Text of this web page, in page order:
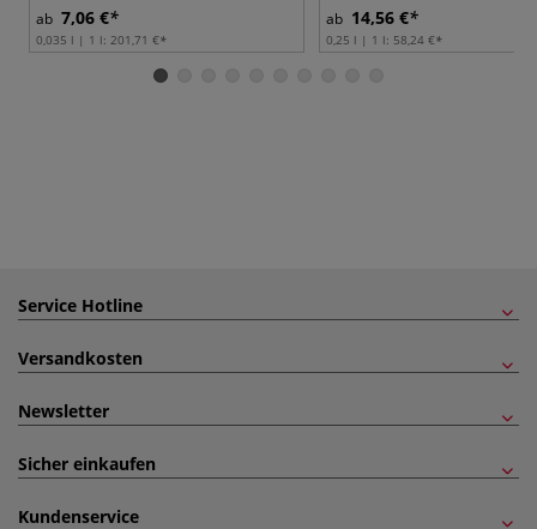
ab 7,06 €
0,035 l | 1 l: 201,71 €
ab 14,56 €
0,25 l | 1 l: 58,24 €
Service Hotline
Versandkosten
Newsletter
Sicher einkaufen
Kundenservice